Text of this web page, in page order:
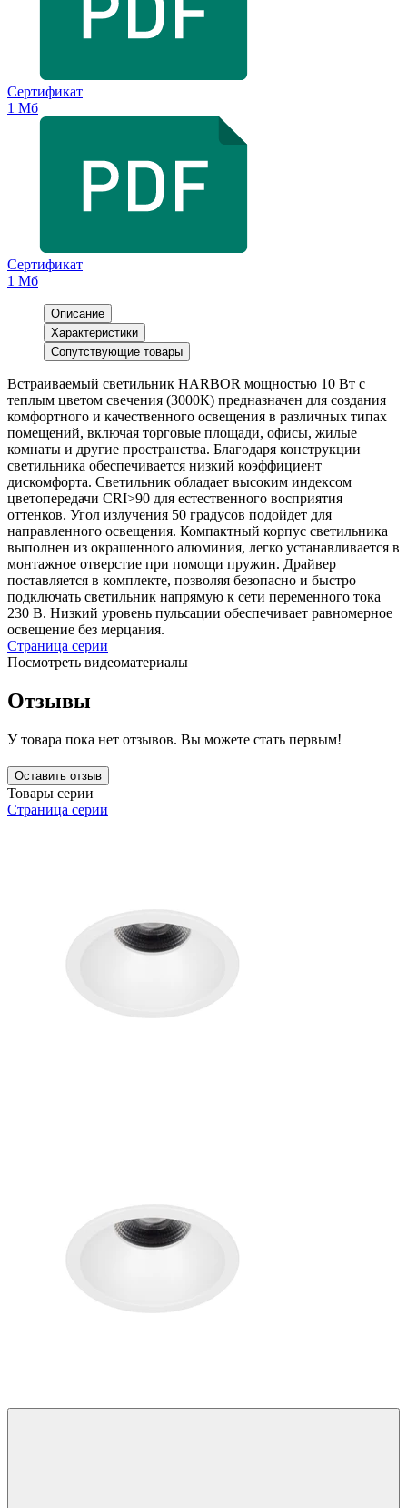
Сертификат
1 Мб
Сертификат
1 Мб
Описание
Характеристики
Сопутствующие товары
Встраиваемый светильник HARBOR мощностью 10 Вт с
теплым цветом свечения (3000К) предназначен для создания
комфортного и качественного освещения в различных типах
помещений, включая торговые площади, офисы, жилые
комнаты и другие пространства. Благодаря конструкции
светильника обеспечивается низкий коэффициент
дискомфорта. Светильник обладает высоким индексом
цветопередачи CRI>90 для естественного восприятия
оттенков. Угол излучения 50 градусов подойдет для
направленного освещения. Компактный корпус светильника
выполнен из окрашенного алюминия, легко устанавливается в
монтажное отверстие при помощи пружин. Драйвер
поставляется в комплекте, позволяя безопасно и быстро
подключать светильник напрямую к сети переменного тока
230 В. Низкий уровень пульсации обеспечивает равномерное
освещение без мерцания.
Страница серии
Посмотреть видеоматериалы
Отзывы
У товара пока нет отзывов. Вы можете стать первым!
Оставить отзыв
Товары серии
Страница серии